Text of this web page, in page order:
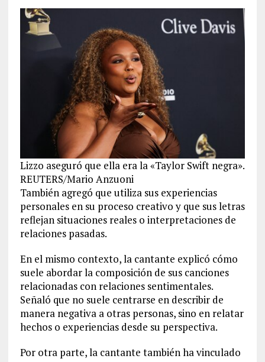
Lizzo aseguró que ella era la «Taylor Swift negra».
REUTERS/Mario Anzuoni
También agregó que utiliza sus experiencias
personales en su proceso creativo y que sus letras
reflejan situaciones reales o interpretaciones de
relaciones pasadas.
En el mismo contexto, la cantante explicó cómo
suele abordar la composición de sus canciones
relacionadas con relaciones sentimentales.
Señaló que no suele centrarse en describir de
manera negativa a otras personas, sino en relatar
hechos o experiencias desde su perspectiva.
Por otra parte, la cantante también ha vinculado